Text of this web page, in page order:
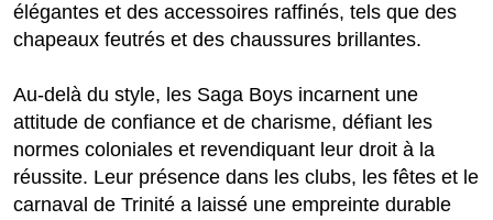
élégantes et des accessoires raffinés, tels que des
chapeaux feutrés et des chaussures brillantes.
Au-delà du style, les Saga Boys incarnent une
attitude de confiance et de charisme, défiant les
normes coloniales et revendiquant leur droit à la
réussite. Leur présence dans les clubs, les fêtes et le
carnaval de Trinité a laissé une empreinte durable